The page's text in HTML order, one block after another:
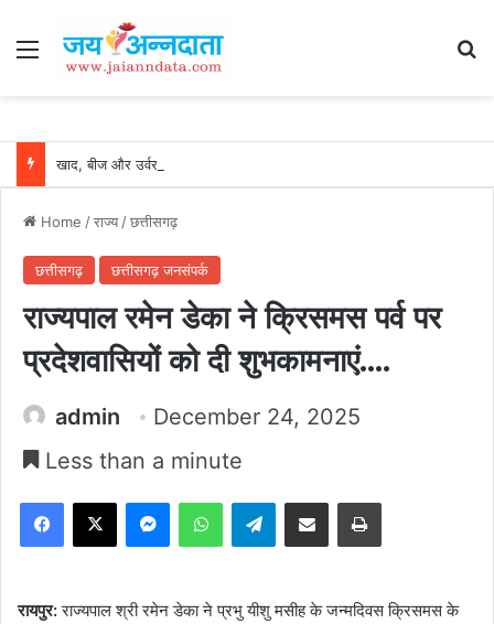
Menu
Home /राज्य/छत्तीसगढ़
छत्तीसगढ़ छत्तीसगढ़ जनसंपर्क
राज्यपाल रमेन डेका ने क्रिसमस पर्व पर
प्रदेशवासियों को दी शुभकामनाएं….
admin
December 24, 2025
Less than a minute
Facebook
X MessengerWhatsAppTelegramShare via Email Print
रायपुर:राज्यपाल श्री रमेन डेका ने प्रभु यीशु मसीह के जन्मदिवस क्रिसमस के